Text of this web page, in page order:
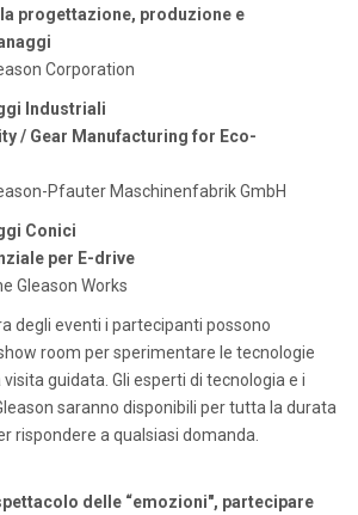
progettazione, produzione e
Corporation
Industriali
/ Gear Manufacturing for Eco-
Pfauter Maschinenfabrik GmbH
Conici
per E-drive
Gleason Works
degli eventi i partecipanti possono
room per sperimentare le tecnologie
guidata. Gli esperti di tecnologia e i
saranno disponibili per tutta la durata
rispondere a qualsiasi domanda.
delle “emozioni", partecipare